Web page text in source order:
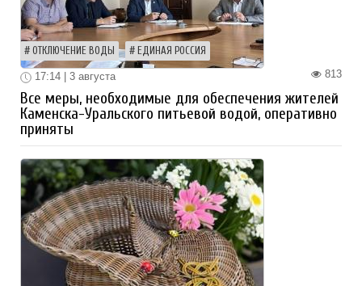
ОТКЛЮЧЕНИЕ ВОДЫ ЕДИНАЯ РОССИЯ
813
17:14 | 3 августа
Все меры, необходимые для обеспечения жителей
Каменска-Уральского питьевой водой, оперативно
приняты